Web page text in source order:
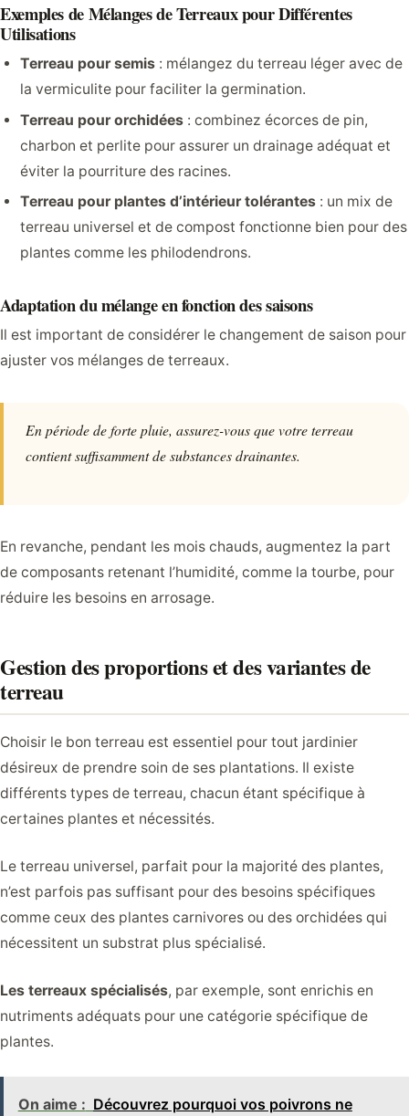
Exemples de Mélanges de Terreaux pour Différentes
Utilisations
Terreau pour semis : mélangez du terreau léger avec de
la vermiculite pour faciliter la germination.
Terreau pour orchidées : combinez écorces de pin,
charbon et perlite pour assurer un drainage adéquat et
éviter la pourriture des racines.
Terreau pour plantes d’intérieur tolérantes : un mix de
terreau universel et de compost fonctionne bien pour des
plantes comme les philodendrons.
Adaptation du mélange en fonction des saisons
Il est important de considérer le changement de saison pour
ajuster vos mélanges de terreaux.
En période de forte pluie, assurez-vous que votre terreau
contient suffisamment de substances drainantes.
En revanche, pendant les mois chauds, augmentez la part
de composants retenant l’humidité, comme la tourbe, pour
réduire les besoins en arrosage.
Gestion des proportions et des variantes de
terreau
Choisir le bon terreau est essentiel pour tout jardinier
désireux de prendre soin de ses plantations. Il existe
différents types de terreau, chacun étant spécifique à
certaines plantes et nécessités.
Le terreau universel, parfait pour la majorité des plantes,
n’est parfois pas suffisant pour des besoins spécifiques
comme ceux des plantes carnivores ou des orchidées qui
nécessitent un substrat plus spécialisé.
Les terreaux spécialisés, par exemple, sont enrichis en
nutriments adéquats pour une catégorie spécifique de
plantes.
On aime : Découvrez pourquoi vos poivrons ne